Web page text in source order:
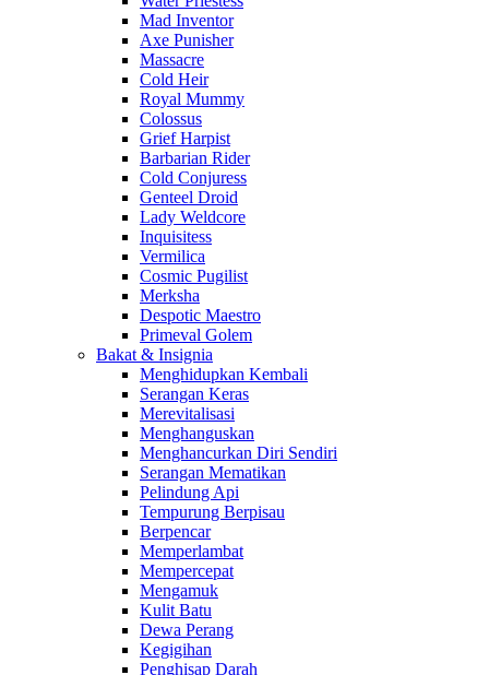
Mad Inventor
Axe Punisher
Massacre
Cold Heir
Royal Mummy
Colossus
Grief Harpist
Barbarian Rider
Cold Conjuress
Genteel Droid
Lady Weldcore
Inquisitess
Vermilica
Cosmic Pugilist
Merksha
Despotic Maestro
Primeval Golem
Bakat & Insignia
Menghidupkan Kembali
Serangan Keras
Merevitalisasi
Menghanguskan
Menghancurkan Diri Sendiri
Serangan Mematikan
Pelindung Api
Tempurung Berpisau
Berpencar
Memperlambat
Mempercepat
Mengamuk
Kulit Batu
Dewa Perang
Kegigihan
Penghisap Darah